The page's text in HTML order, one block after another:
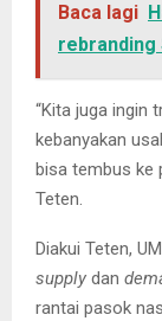
Baca lagi
rebranding
“Kita juga ingin
kebanyakan
bisa tembus ke
Teten.
Diakui Teten,
supply dan
rantai pasok